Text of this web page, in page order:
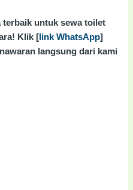
terbaik untuk sewa toilet
Klik [ link WhatsApp]
langsung dari kami